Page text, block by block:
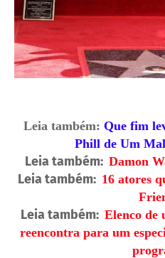
Leia também: Que fim
Phill de Um
Leia também: Damon
Leia também: 16 atores
Leia também: Elenco de
reencontra para um